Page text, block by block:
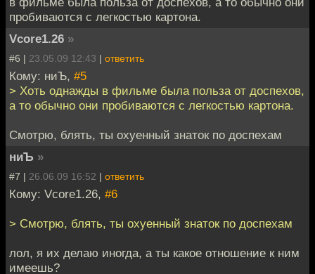
пробиваются с легкостью картона.
Vcore1.26 »
#6 | 23.05.09 12:43 | ответить
Кому: ниЪ, #5
> Хоть однажды в фильме была польза от доспехов,
а то обычно они пробиваются с легкостью картона.
Смотрю, блять, ты охуенный знаток по доспехам
ниЪ »
#7 | 26.06.09 16:52 | ответить
Кому: Vcore1.26, #6
> Смотрю, блять, ты охуенный знаток по доспехам
лол, я их делаю иногда, а ты какое отношение к ним
имеешь?